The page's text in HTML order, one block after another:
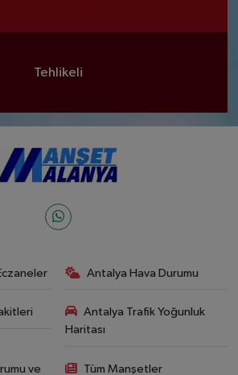
Tehlikeli
Antalya Hava Durumu
Antalya Trafik Yoğunluk
Haritası
ve Tüm Manşetler